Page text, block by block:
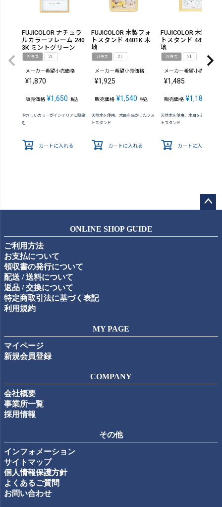
FUJICOLOR ナチュラ
ルカラーフレーム 240
3K ミントグリーン
ガラス 2L
メーカー希望小売価格
¥1,870
販売価格 ¥1,650 税込
やさしいカラーがインテリアに馴染
む
カートに入れる
FUJICOLOR 木製フォ
トスタンド 4401K 木
地
ガラス 2L
メーカー希望小売価格
¥1,925
販売価格 ¥1,540 税込
天然木を使用、木目を生かしたフォ
トスタンド
カートに入れる
FUJICOLOR 木製フォ
トスタンド 4411K 木
地
ガラス 2L
メーカー希望小売価格
¥1,485
販売価格 ¥1,188
天然木を使用、木目を生かしたフ
トスタンド
カートに入れる
ップ
ONLINE SHOP GUIDE
ご利用方法
お支払について
領収書の発行について
配送 / 送料について
返品 / 交換について
特定商取引法に基づく表記
利用規約
MY PAGE
マイページ
新規会員登録
COMPANY
会社概要
事業所一覧
採用情報
その他
インフォメーション
サイトマップ
個人情報保護方針
よくあるご質問
お問い合わせ